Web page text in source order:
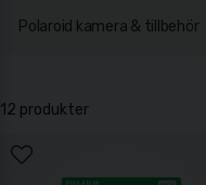
Polaroid kamera & tillbehör
12 produkter